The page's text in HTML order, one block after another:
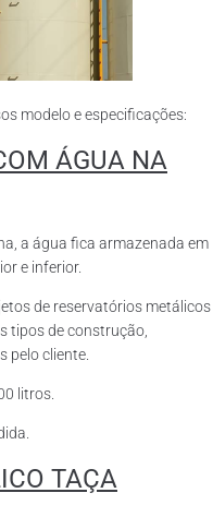
modelo e especificações:
ÁGUA NA
a água fica armazenada em
e inferior.
de reservatórios metálicos
tipos de construção,
pelo cliente.
litros.
TAÇA